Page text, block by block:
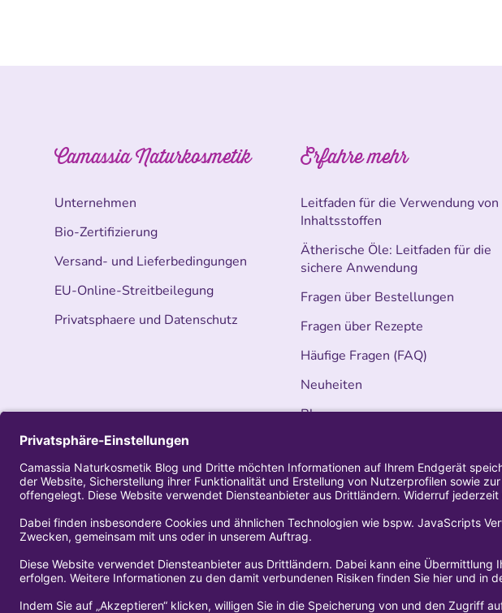
Camassia Naturkosmetik
Unternehmen
Bio-Zertifizierung
Versand- und Lieferbedingungen
EU-Online-Streitbeilegung
Privatsphaere und Datenschutz
Erfahre mehr
Leitfaden für die Verwendung von
Inhaltsstoffen
Ätherische Öle: Leitfaden für die
sichere Anwendung
Fragen über Bestellungen
Fragen über Rezepte
Häufige Fragen (FAQ)
Neuheiten
Blog